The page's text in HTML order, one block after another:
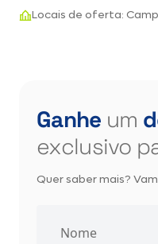
Locais de oferta:
Ganhe um
exclusivo
Quer saber mais?